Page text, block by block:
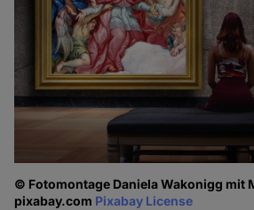
© Fotomontage Daniela Wakonigg mit
pixabay.com Pixabay License